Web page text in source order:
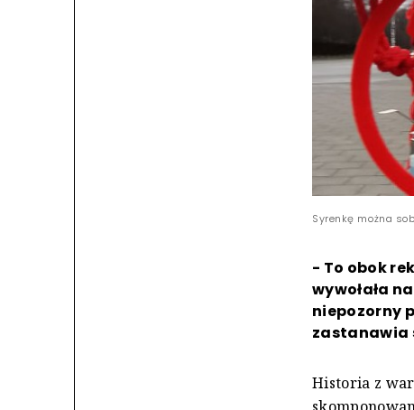
Syrenkę można
- To obok
wywołała
niepozorny
zastanawia
Historia z